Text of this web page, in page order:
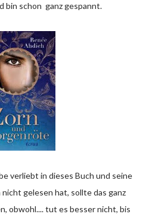
bin schon ganz gespannt.
gelesen hat, sollte das ganz
obwohl.... tut es besser nicht, bis